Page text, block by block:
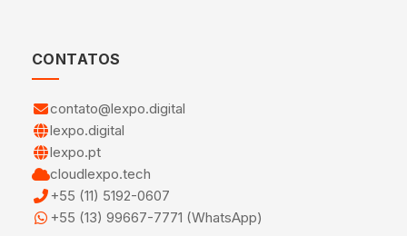
CONTATOS
contato@lexpo.digital
lexpo.digital
lexpo.pt
cloudlexpo.tech
+55 (11) 5192-0607
+55 (13) 99667-7771 (WhatsApp)